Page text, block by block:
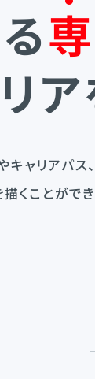
専
ャリアパス
くことがで